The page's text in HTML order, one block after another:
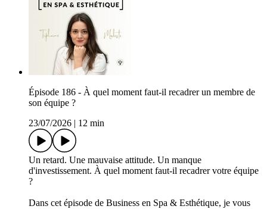
Épisode 186 - À quel moment faut-il recadrer un membre de
son équipe ?
23/07/2026
12 min
Un retard. Une mauvaise attitude. Un manque
d'investissement. À quel moment faut-il recadrer votre équipe
?
Dans cet épisode de Business en Spa & Esthétique, je vous